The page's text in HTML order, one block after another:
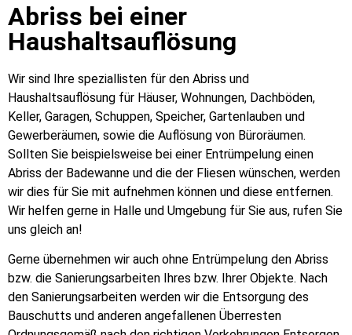
Abriss bei einer
Haushaltsauflösung
Wir sind Ihre speziallisten für den Abriss und
Haushaltsauflösung für Häuser, Wohnungen, Dachböden,
Keller, Garagen, Schuppen, Speicher, Gartenlauben und
Gewerberäumen, sowie die Auflösung von Büroräumen.
Sollten Sie beispielsweise bei einer Entrümpelung einen
Abriss der Badewanne und die der Fliesen wünschen, werden
wir dies für Sie mit aufnehmen können und diese entfernen.
Wir helfen gerne in Halle und Umgebung für Sie aus, rufen Sie
uns gleich an!
Gerne übernehmen wir auch ohne Entrümpelung den Abriss
bzw. die Sanierungsarbeiten Ihres bzw. Ihrer Objekte. Nach
den Sanierungsarbeiten werden wir die Entsorgung des
Bauschutts und anderen angefallenen Überresten